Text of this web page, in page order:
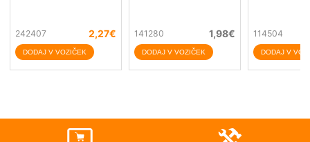
242407 2,27€ 141280 1,98€ 114504